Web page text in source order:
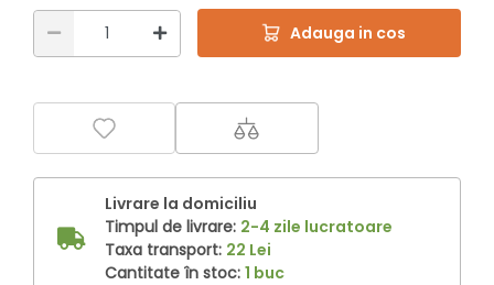
Adauga in cos
Livrare la domiciliu
Timpul de livrare: 2-4 zile lucratoare
Taxa transport: 22 Lei
Cantitate în stoc: 1 buc